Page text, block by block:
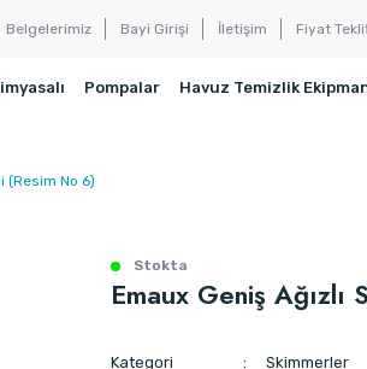
Belgelerimiz Bayi Girişi İletişim Fiyat
Pompalar Havuz Temizlik
(Resim No 6)
Stokta
Emaux Geniş
Kategori
Skimmerler